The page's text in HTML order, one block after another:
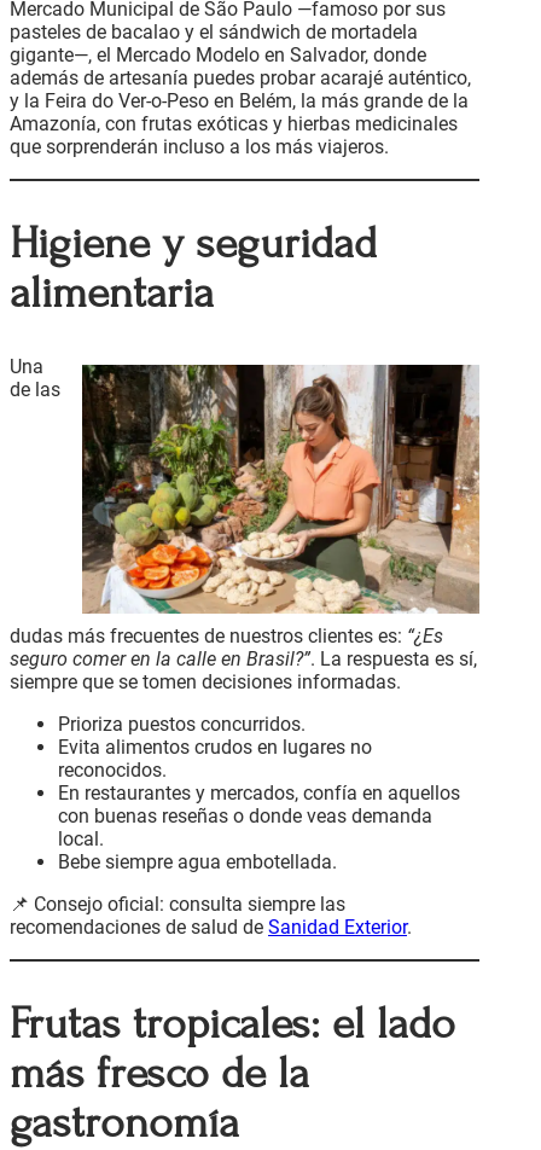
Mercado Municipal de São Paulo —famoso por sus
pasteles de bacalao y el sándwich de mortadela
gigante—, el Mercado Modelo en Salvador, donde
además de artesanía puedes probar acarajé auténtico,
y la Feira do Ver-o-Peso en Belém, la más grande de la
Amazonía, con frutas exóticas y hierbas medicinales
que sorprenderán incluso a los más viajeros.
Higiene y seguridad
alimentaria
Una
de las
dudas más frecuentes de nuestros clientes es: “¿Es
seguro comer en la calle en Brasil?”. La respuesta es sí,
siempre que se tomen decisiones informadas.
Prioriza puestos concurridos.
Evita alimentos crudos en lugares no
reconocidos.
En restaurantes y mercados, confía en aquellos
con buenas reseñas o donde veas demanda
local.
Bebe siempre agua embotellada.
📌 Consejo oficial: consulta siempre las
recomendaciones de salud de Sanidad Exterior.
Frutas tropicales: el lado
más fresco de la
gastronomía